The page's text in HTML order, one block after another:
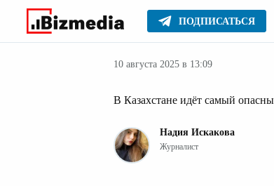
ПОДПИСАТЬСЯ
Главное Новости
10 августа 2025 в 13:09
В Казахстане идёт самый
Надия Искакова
Журналист